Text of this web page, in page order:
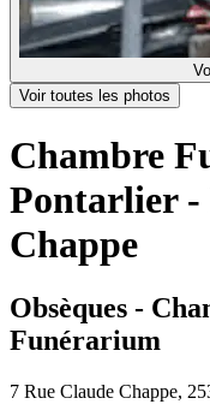
Voir toutes les photos
Chambre
Pontarlier -
Chappe
Obsèques -
Funérarium
7 Rue Claude Chappe,